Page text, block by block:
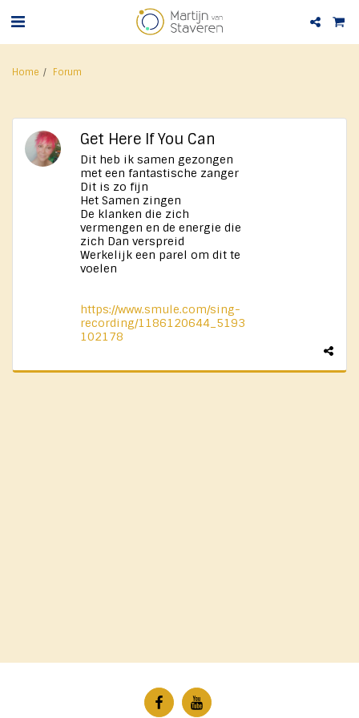
Home Forum
Get Here If You Can
Dit heb ik samen gezongen
met een fantastische zanger
Dit is zo fijn
Het Samen zingen
De klanken die zich
vermengen en de energie die
zich Dan verspreid
Werkelijk een parel om dit te ​
voelen
https://www.smule.com/sing-
recording/1186120644_5193
102178